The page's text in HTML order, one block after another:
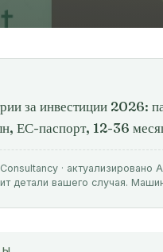
за инвестиции 2026:
ЕС-паспорт, 12-36
·
детали вашего случая.